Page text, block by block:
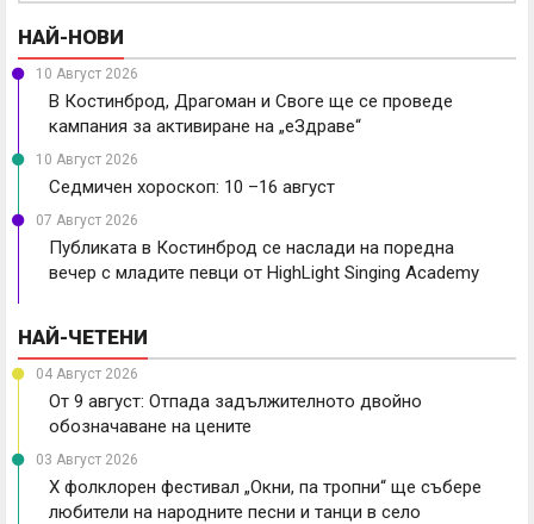
НАЙ-НОВИ
10 Август 2026
В Костинброд, Драгоман и Своге ще се проведе
кампания за активиране на „еЗдраве“
10 Август 2026
Седмичен хороскоп: 10 –16 август
07 Август 2026
Публиката в Костинброд се наслади на поредна
вечер с младите певци от HighLight Singing Academy
НАЙ-ЧЕТЕНИ
04 Август 2026
От 9 август: Отпада задължителното двойно
обозначаване на цените
03 Август 2026
X фолклорен фестивал „Окни, па тропни“ ще събере
любители на народните песни и танци в село